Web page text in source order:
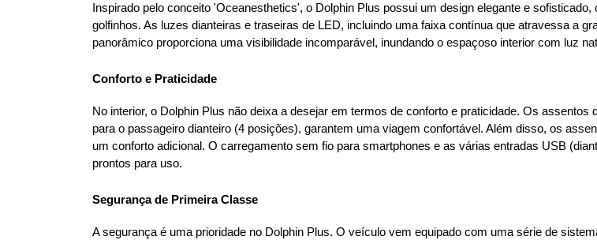
Inspirado pelo conceito 'Oceanesthetics', o Dolphin Plus possui um design elegante e
golfinhos. As luzes dianteiras e traseiras de LED, incluindo uma faixa contínua que atravessa a
panorâmico proporciona uma visibilidade incomparável, inundando o espaçoso interior com luz
Conforto e Praticidade
No interior, o Dolphin Plus não deixa a desejar em termos de conforto e praticidade. Os
para o passageiro dianteiro (4 posições), garantem uma viagem confortável. Além disso, os
um conforto adicional. O carregamento sem fio para smartphones e as várias entradas USB
prontos para uso.
Segurança de Primeira Classe
A segurança é uma prioridade no Dolphin Plus. O veículo vem equipado com uma série de